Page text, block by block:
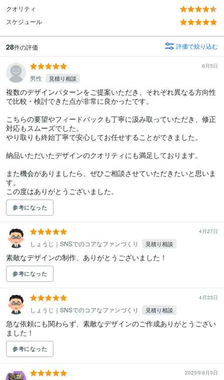
クオリティ
スケジュール
28件の評価 評価で絞り込む
6月5日
男性 見積り相談
複数のデザインパターンをご提案いただき、それぞれ異なる方向性
で比較・検討できた点が非常に良かったです。
こちらの要望やフィードバックも丁寧に汲み取っていただき、修正
対応もスムーズでした。
やり取りも終始丁寧で安心してお任せすることができました。
納品いただいたデザインのクオリティにも満足しております。
また機会がありましたら、ぜひご相談させていただきたいと思いま
す。
この度はありがとうございました。
参考になった
4月27日
しょうじ｜SNSでのコアなファンづくり 見積り相談
素敵なデザインの制作、ありがとうございました！
参考になった
4月23日
しょうじ｜SNSでのコアなファンづくり 見積り相談
急な依頼にも関わらず、素敵なデザインのご作成ありがとうござい
ました！
参考になった
2025年8月5日